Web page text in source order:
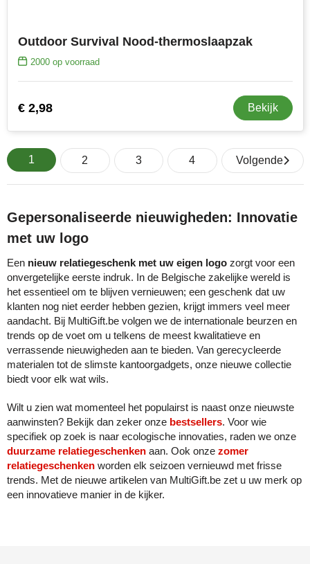
Outdoor Survival Nood-thermoslaapzak
2000op voorraad
€ 2,98 Bekijk
1 2 3 4 Volgende
Gepersonaliseerde nieuwigheden: Innovatie
met uw logo
Een nieuw relatiegeschenk met uw eigen logozorgt voor een
onvergetelijke eerste indruk. In de Belgische zakelijke wereld is
het essentieel om te blijven vernieuwen; een geschenk dat uw
klanten nog niet eerder hebben gezien, krijgt immers veel meer
aandacht. Bij MultiGift.be volgen we de internationale beurzen en
trends op de voet om u telkens de meest kwalitatieve en
verrassende nieuwigheden aan te bieden. Van gerecycleerde
materialen tot de slimste kantoorgadgets, onze nieuwe collectie
biedt voor elk wat wils.
Wilt u zien wat momenteel het populairst is naast onze nieuwste
aanwinsten? Bekijk dan zeker onze bestsellers. Voor wie
specifiek op zoek is naar ecologische innovaties, raden we onze
duurzame relatiegeschenkenaan. Ook onze zomer
relatiegeschenkenworden elk seizoen vernieuwd met frisse
trends. Met de nieuwe artikelen van MultiGift.be zet u uw merk op
een innovatieve manier in de kijker.